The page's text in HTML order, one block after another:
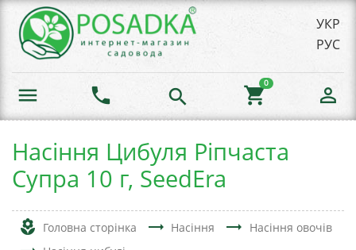
УКР
РУС
menu phone search shopping_cart
0
person_outline
Насіння Цибуля Ріпчаста
Супра 10 г, SeedEra
local_florist Головна сторінка trending_flat Насіння trending_flat Насіння овочів